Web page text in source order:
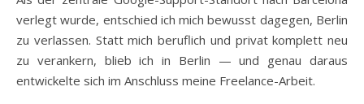
verlegt wurde, entschied ich mich bewusst dagegen, Berlin
zu verlassen. Statt mich beruflich und privat komplett neu
zu verankern, blieb ich in Berlin — und genau daraus
entwickelte sich im Anschluss meine Freelance-Arbeit.